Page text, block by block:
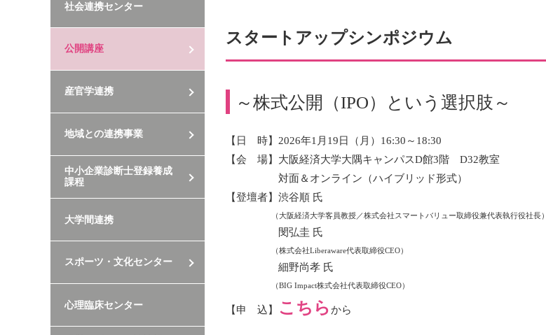
スタートアップシンポジウム
～株式公開（IPO）という選択肢～
【日 時】2026年1月19日（月）16:30～18:30
【会 場】大阪経済大学大隅キャンパスD館3階 D32教室
対面＆オンライン（ハイブリッド形式）
【登壇者】渋谷順 氏
（大阪経済大学客員教授／株式会社スマートバリュー取締役兼代表執行役社長）
閔弘圭 氏
（株式会社Liberaware代表取締役CEO）
細野尚孝 氏
（BIG Impact株式会社代表取締役CEO）
【申 込】 こちらから
社会連携センター
公開講座
産官学連携
地域との連携事業
中小企業診断士登録養成
課程
大学間連携
スポーツ・文化センター
心理臨床センター